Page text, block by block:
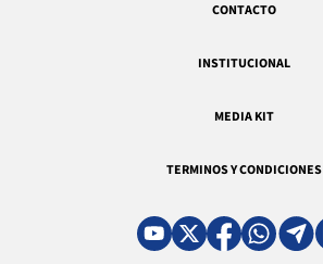
CONTACTO
INSTITUCIONAL
MEDIA KIT
TERMINOS Y CONDICIONES